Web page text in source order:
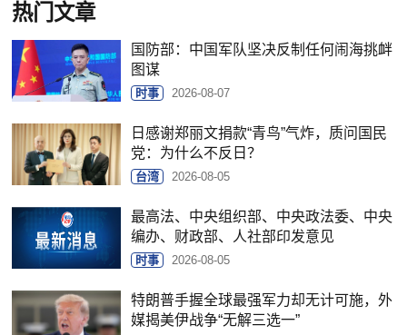
热门文章
国防部：中国军队坚决反制任何闹海挑衅
图谋
时事 2026-08-07
日感谢郑丽文捐款“青鸟”气炸，质问国民
党：为什么不反日？
台湾 2026-08-05
最高法、中央组织部、中央政法委、中央
编办、财政部、人社部印发意见
时事 2026-08-05
特朗普手握全球最强军力却无计可施，外
媒揭美伊战争“无解三选一”